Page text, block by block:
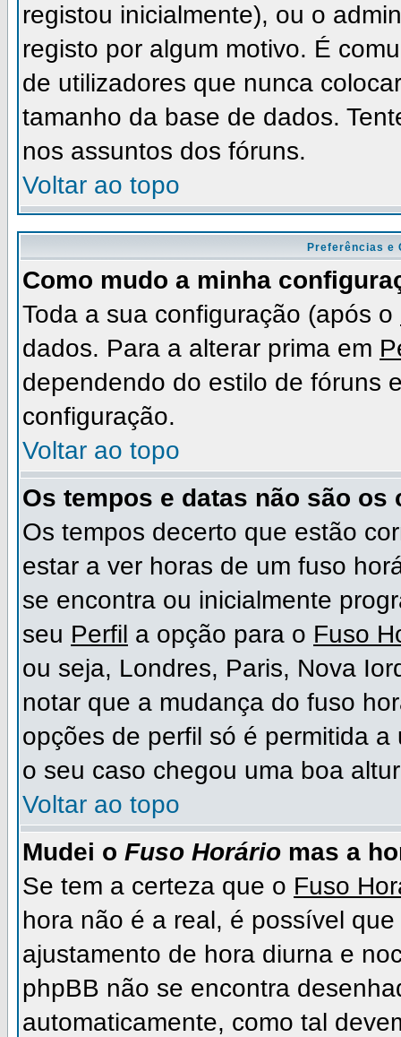
registou inicialmente), ou o
registo por algum motivo. É
de utilizadores que nunca
tamanho da base de dados.
nos assuntos dos fóruns.
Voltar ao topo
Preferências e
Como mudo a minha
Toda a sua configuração (após o
dados. Para a alterar prima em
dependendo do estilo de fóruns
configuração.
Voltar ao topo
Os tempos e datas não são os
Os tempos decerto que estão
estar a ver horas de um fuso
se encontra ou inicialmente
seu Perfil a opção para o Fuso
ou seja, Londres, Paris, Nova
notar que a mudança do fuso
opções de perfil só é permitida
o seu caso chegou uma boa
Voltar ao topo
Mudei o Fuso Horário mas a
Se tem a certeza que o Fuso
hora não é a real, é possível
ajustamento de hora diurna e
phpBB não se encontra
automaticamente, como tal